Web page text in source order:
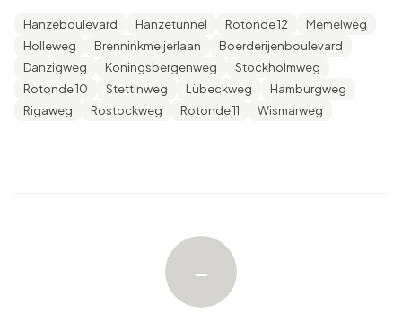
Huurwoningen
Momenteel zijn er geen woningen te huur in
Bedrijventerrein Vathorst-Zuid. Afgelopen jaar zijn er geen
woningen verhuurd in Bedrijventerrein Vathorst-Zuid.
een geregistreerd energielabel. De meest voorkomende
labels zijn A (50%), A++ (28%) en A+++ (17%).
Hanzeboulevard Hanzetunnel Rotonde 12
Memelweg
Holleweg
Brenninkmeijerlaan
Boerderijenboulevard
Danzigweg
Koningsbergenweg
Stockholmweg
Rotonde 10
Stettinweg Lübeckweg
Hamburgweg
Rigaweg
Rostockweg Rotonde 11 Wismarweg
–